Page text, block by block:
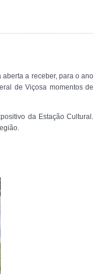
a receber, para o ano
de Viçosa momentos de
da Estação Cultural.